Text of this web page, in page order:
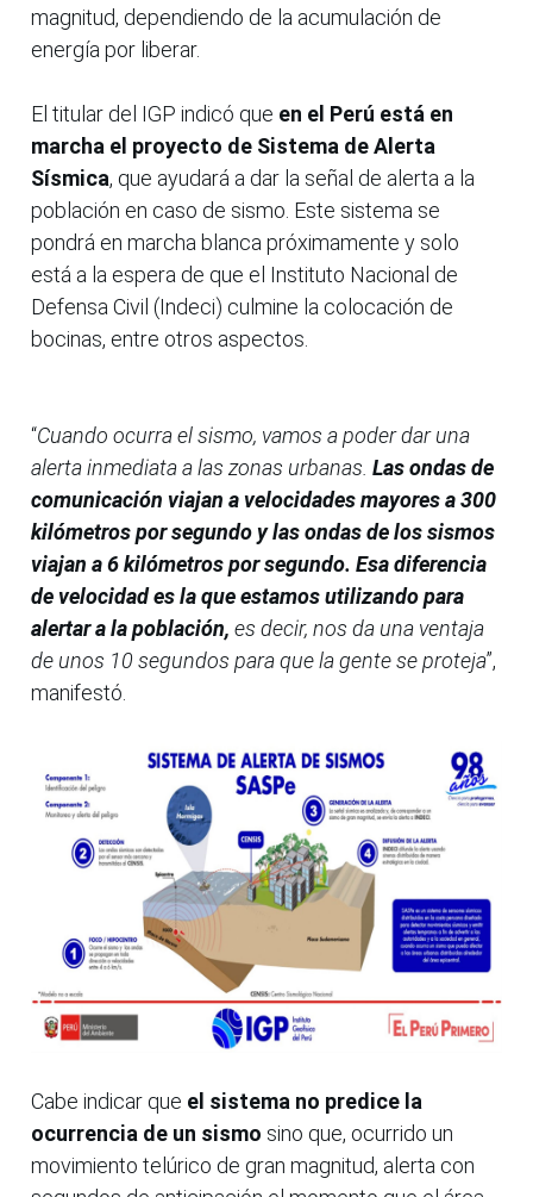
magnitud, dependiendo de la acumulación de
energía por liberar.
El titular del IGP indicó que en el Perú está en
marcha el proyecto de Sistema de Alerta
Sísmica, que ayudará a dar la señal de alerta a la
población en caso de sismo. Este sistema se
pondrá en marcha blanca próximamente y solo
está a la espera de que el Instituto Nacional de
Defensa Civil (Indeci) culmine la colocación de
bocinas, entre otros aspectos.
“Cuando ocurra el sismo, vamos a poder dar una
alerta inmediata a las zonas urbanas. Las ondas de
comunicación viajan a velocidades mayores a 300
kilómetros por segundo y las ondas de los sismos
viajan a 6 kilómetros por segundo. Esa diferencia
de velocidad es la que estamos utilizando para
alertar a la población, es decir, nos da una ventaja
de unos 10 segundos para que la gente se proteja”,
manifestó.
Cabe indicar que el sistema no predice la
ocurrencia de un sismo sino que, ocurrido un
movimiento telúrico de gran magnitud, alerta con